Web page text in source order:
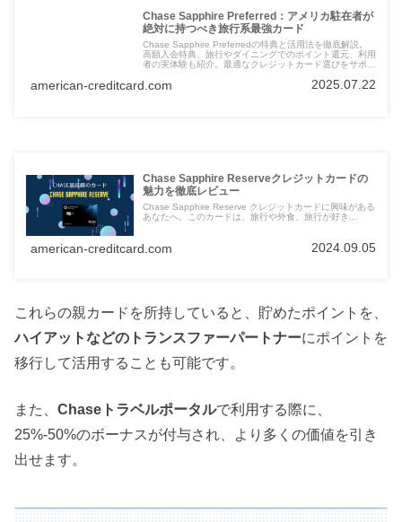
Chase Sapphire Preferred：アメリカ駐在者が
絶対に持つべき旅行系最強カード
Chase Sapphire Preferredの特典と活用法を徹底解説。
高額入会特典、旅行やダイニングでのポイント還元、利用
者の実体験も紹介。最適なクレジットカード選びをサポー
american-creditcard.com 2025.07.22
Chase Sapphire Reserveクレジットカードの
魅力を徹底レビュー
Chase Sapphire Reserve クレジットカードに興味がある
あなたへ。このカードは、旅行や外食、旅行が好き...
american-creditcard.com 2024.09.05
これらの親カードを所持していると、貯めたポイントを、
ハイアットなどのトランスファーパートナーにポイントを
移行して活用することも可能です。
また、 Chaseトラベルポータルで利用する際に、
25%-50%のボーナスが付与され、より多くの価値を引き
出せます。